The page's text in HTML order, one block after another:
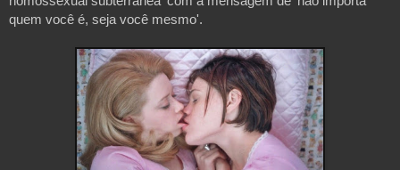
quem você é, seja você mesmo'.